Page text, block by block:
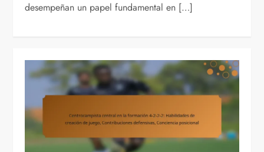
desempeñan un papel fundamental en […]